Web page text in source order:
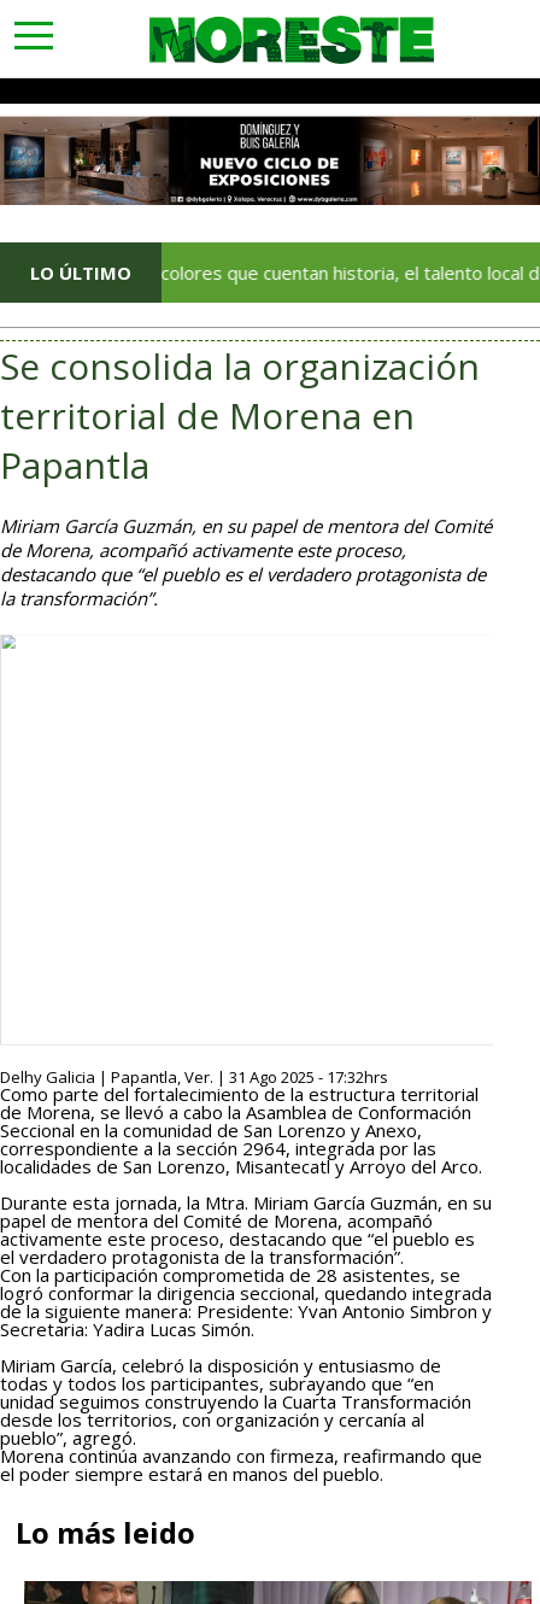
toggle
navigation
LO ÚLTIMO
Con colores que cuentan historia, el talento local deja
Se consolida la organización
territorial de Morena en
Papantla
Miriam García Guzmán, en su papel de mentora del Comité
de Morena, acompañó activamente este proceso,
destacando que “el pueblo es el verdadero protagonista de
la transformación”.
Delhy Galicia | Papantla, Ver. | 31 Ago 2025 - 17:32hrs
Como parte del fortalecimiento de la estructura territorial
de Morena, se llevó a cabo la Asamblea de Conformación
Seccional en la comunidad de San Lorenzo y Anexo,
correspondiente a la sección 2964, integrada por las
localidades de San Lorenzo, Misantecatl y Arroyo del Arco.
Durante esta jornada, la Mtra. Miriam García Guzmán, en su
papel de mentora del Comité de Morena, acompañó
activamente este proceso, destacando que “el pueblo es
el verdadero protagonista de la transformación”.
Con la participación comprometida de 28 asistentes, se
logró conformar la dirigencia seccional, quedando integrada
de la siguiente manera: Presidente: Yvan Antonio Simbron y
Secretaria: Yadira Lucas Simón.
Miriam García, celebró la disposición y entusiasmo de
todas y todos los participantes, subrayando que “en
unidad seguimos construyendo la Cuarta Transformación
desde los territorios, con organización y cercanía al
pueblo”, agregó.
Morena continúa avanzando con firmeza, reafirmando que
el poder siempre estará en manos del pueblo.
Lo más leido